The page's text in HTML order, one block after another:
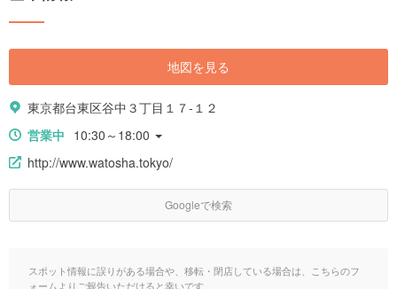
地図を見る
東京都台東区谷中３丁目１７-１２
営業中 10:30～18:00
http://www.watosha.tokyo/
Googleで検索
スポット情報に誤りがある場合や、移転・閉店している場合は、こちらのフ
ォームよりご報告いただけると幸いです。